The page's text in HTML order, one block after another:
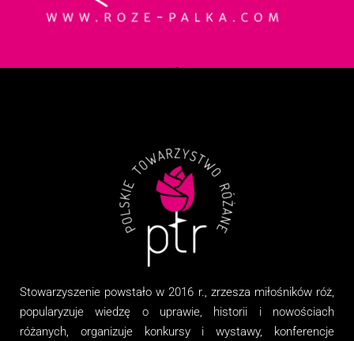
Stowarzyszenie powstało w 2016 r., zrzesza miłośników róż,
popularyzuje wiedzę o uprawie, historii i nowościach
różanych, organizujekonkursy i wystawy, konferencje